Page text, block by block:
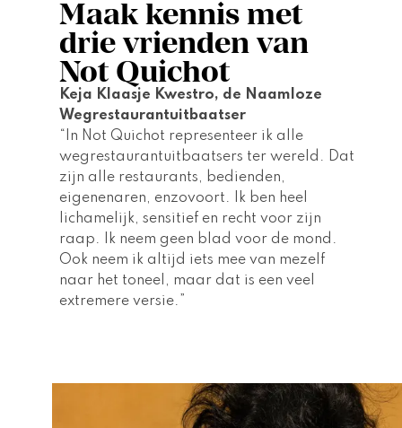
Maak kennis met
drie vrienden van
Not Quichot
Keja Klaasje Kwestro, de Naamloze
Wegrestaurantuitbaatser
“In Not Quichot representeer ik alle
wegrestaurantuitbaatsers ter wereld. Dat
zijn alle restaurants, bedienden,
eigenenaren, enzovoort. Ik ben heel
lichamelijk, sensitief en recht voor zijn
raap. Ik neem geen blad voor de mond.
Ook neem ik altijd iets mee van mezelf
naar het toneel, maar dat is een veel
extremere versie.”